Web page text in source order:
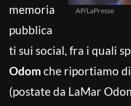
AP/LaPresse
memoria
pubblica
ti sui social, fra i quali
Odom che riportiamo di
(postate da LaMar